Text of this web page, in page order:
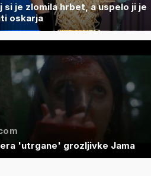
si je zlomila hrbet, a uspelo ji je
oskarja
'utrgane' grozljivke Jama